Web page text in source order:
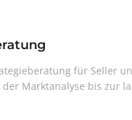
für Seller
der Marktanalyse bis zur